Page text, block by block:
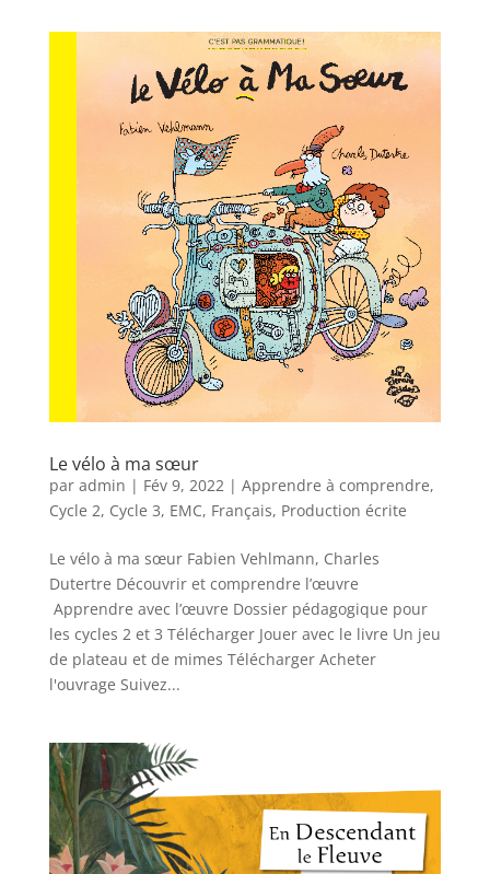
Le vélo à ma sœur
par admin | Fév 9, 2022| Apprendre à comprendre,
Cycle 2, Cycle 3, EMC, Français, Production écrite
Le vélo à ma sœur Fabien Vehlmann, Charles
Dutertre Découvrir et comprendre l’œuvre
Apprendre avec l’œuvre Dossier pédagogique pour
les cycles 2 et 3 Télécharger Jouer avec le livre Un jeu
de plateau et de mimes Télécharger Acheter
l'ouvrage Suivez...